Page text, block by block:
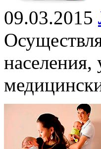
09.03.2015